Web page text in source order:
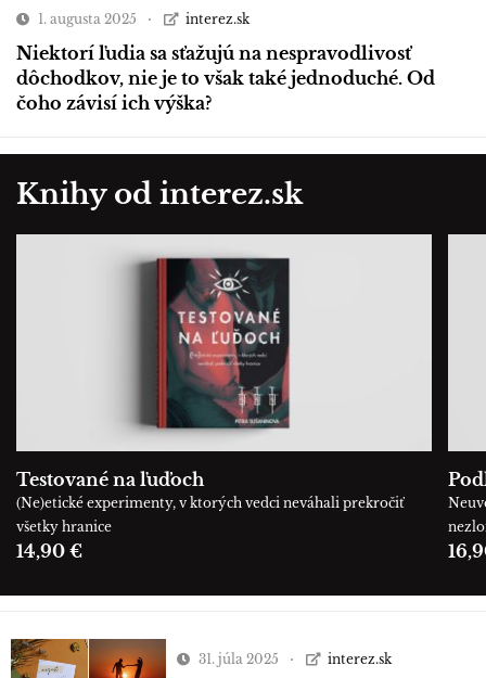
1. augusta 2025 interez.sk
Niektorí ľudia sa sťažujú na nespravodlivosť
dôchodkov, nie je to však také jednoduché. Od
čoho závisí ich výška?
Knihy od interez.sk
Testované na ľuďoch
(Ne)etické experimenty, v ktorých vedci neváhali prekročiť
všetky hranice
14,90 €
31. júla 2025 interez.sk